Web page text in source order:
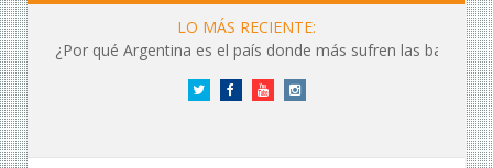
LO MÁS RECIENTE:
¿Por qué Argentina es el país donde más sufren las baterías?
Twitter FacebookYouTubeInstagram